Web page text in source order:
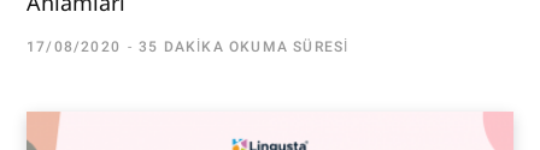
17/08/2020 35 DAKIKA OKUMA SÜRESI